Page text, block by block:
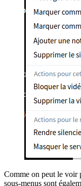
Comme on peut le voir
sous-menus sont